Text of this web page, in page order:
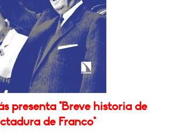
presenta "Breve historia de
de Franco"